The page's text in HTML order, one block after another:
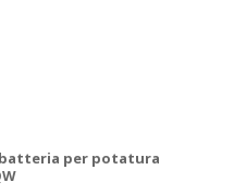
per potatura